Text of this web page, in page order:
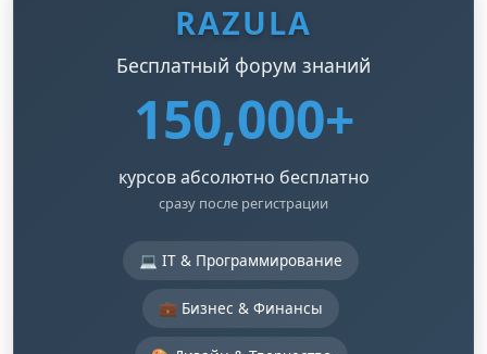
RAZULA
Бесплатный форум знаний
150,000+
курсов абсолютно бесплатно
сразу после регистрации
💻 IT & Программирование
💼 Бизнес & Финансы